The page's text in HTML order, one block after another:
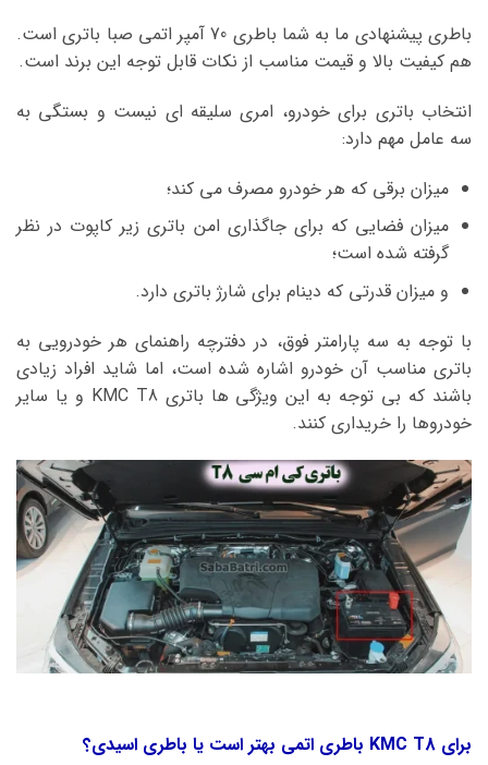
باطری پیشنهادی ما به شما باطری 70 آمپر اتمی صبا باتری است.
هم کیفیت بالا و قیمت مناسب از نکات قابل توجه این برند است.
انتخاب باتری برای خودرو، امری سلیقه ای نیست و بستگی به
سه عامل مهم دارد:
میزان برقی که هر خودرو مصرف می کند؛
میزان فضایی که برای جاگذاری امن باتری زیر کاپوت در نظر
گرفته شده است؛
و میزان قدرتی که دینام برای شارژ باتری دارد.
با توجه به سه پارامتر فوق، در دفترچه راهنمای هر خودرویی به
باتری مناسب آن خودرو اشاره شده است، اما شاید افراد زیادی
باشند که بی توجه به این ویژگی ها باتری KMC T8 و یا سایر
خودروها را خریداری کنند.
برای KMC T8 باطری اتمی بهتر است یا باطری اسیدی؟